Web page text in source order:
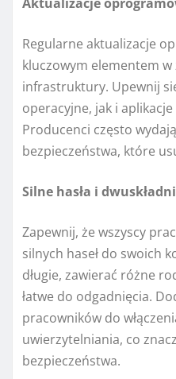
Aktualizacje
Regularne aktualizacje
kluczowym elementem
infrastruktury. Upewnij
operacyjne, jak i
Producenci często
bezpieczeństwa, które
Silne hasła i
Zapewnij, że wszyscy
silnych haseł do swoich
długie, zawierać różne
łatwe do odgadnięcia.
pracowników do
uwierzytelniania, co
bezpieczeństwa.